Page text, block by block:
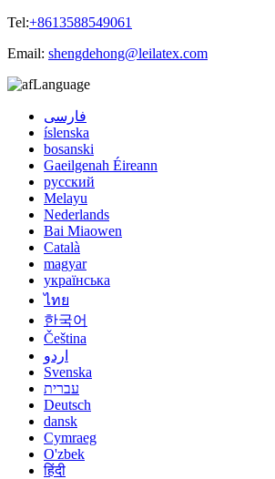
Tel:+8613588549061
Email: shengdehong@leilatex.com
Language
فارسی
íslenska
bosanski
Gaeilgenah Éireann
русский
Melayu
Nederlands
Bai Miaowen
Català
magyar
українська
ไทย
한국어
Čeština
اردو
Svenska
עברית
Deutsch
dansk
Cymraeg
O'zbek
हिंदी